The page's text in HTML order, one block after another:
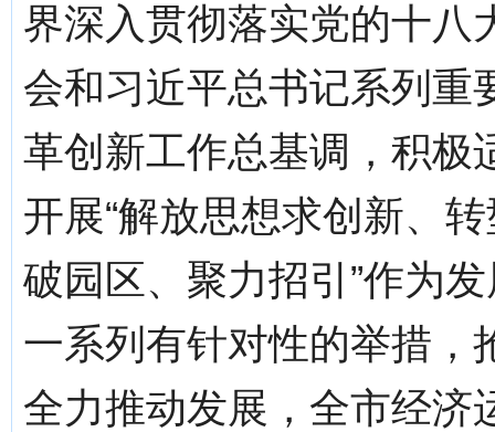
界深入贯彻落实党的十八
会和习近平总书记系列重
革创新工作总基调，积极
开展“解放思想求创新、
破园区、聚力招引”作为
一系列有针对性的举措，
全力推动发展，全市经济